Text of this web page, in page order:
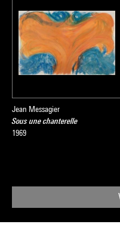
Jean Messagier
Sous une chanterelle
1969